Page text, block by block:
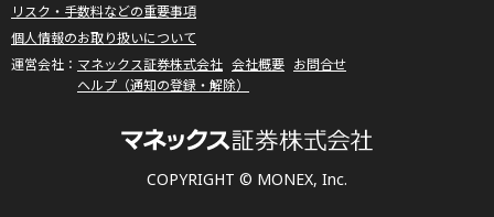
COPYRIGHT © MONEX, Inc.
リスク・手数料などの重要事項
個人情報のお取り扱いについて
マネックス証券株式会社 会社概要 お問合せ
ヘルプ（通知の登録・解除）